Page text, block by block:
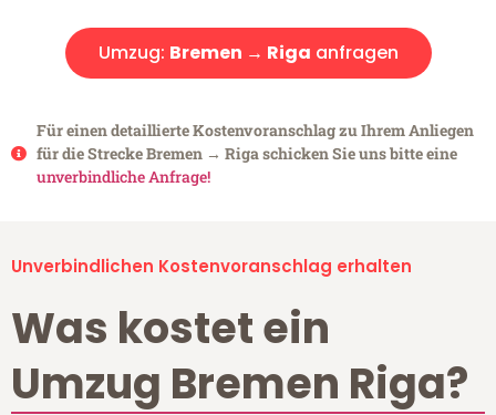
Umzug: Bremen → Riga anfragen
Für einen detaillierte Kostenvoranschlag zu Ihrem Anliegen
für die Strecke Bremen → Riga schicken Sie uns bitte eine
unverbindliche Anfrage!
Unverbindlichen Kostenvoranschlag erhalten
Was kostet ein
Umzug Bremen Riga?